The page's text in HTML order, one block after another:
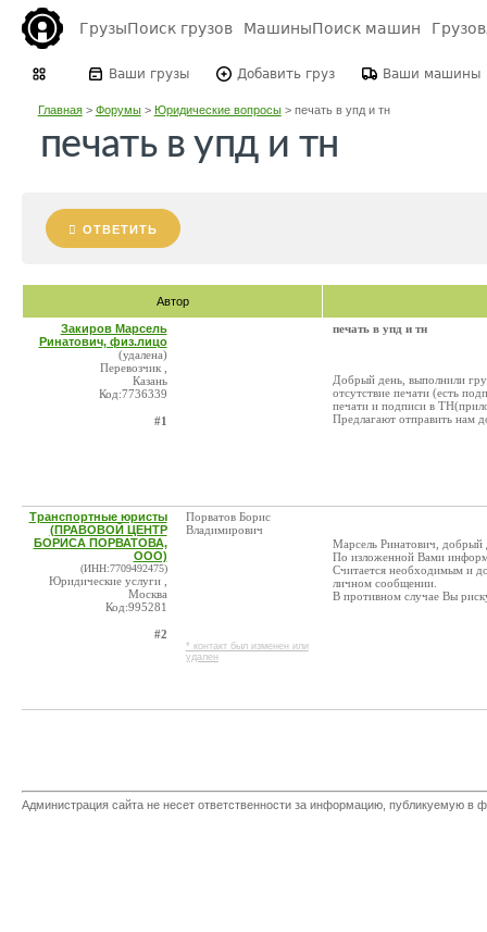
ГрузыПоиск грузов МашиныПоиск машин
Ваши грузы Добавить груз Ваши машины
Главная> Форумы> Юридические вопросы> печать в упд и тн
печать в упд и тн
ОТВЕТИТЬ
Автор
Закиров Марсель
Ринатович, физ.лицо
(удалена)
Перевозчик ,
Казань
Код:7736339
#1
печать в упд и тн
Добрый день, выполнили
отсутствие печати (есть
печати и подписи в
Предлагают отправить нам
Транспортные юристы
(ПРАВОВОЙ ЦЕНТР
БОРИСА ПОРВАТОВА,
ООО)
(ИНН:7709492475)
Юридические услуги ,
Москва
Код:995281
#2
Порватов Борис
Владимирович
* контакт был изменен или
удален
Марсель Ринатович, добрый
По изложенной Вами
Считается необходимым и
личном сообщении.
В противном случае Вы
Администрация сайта не несет ответственности за информацию, публикуемую